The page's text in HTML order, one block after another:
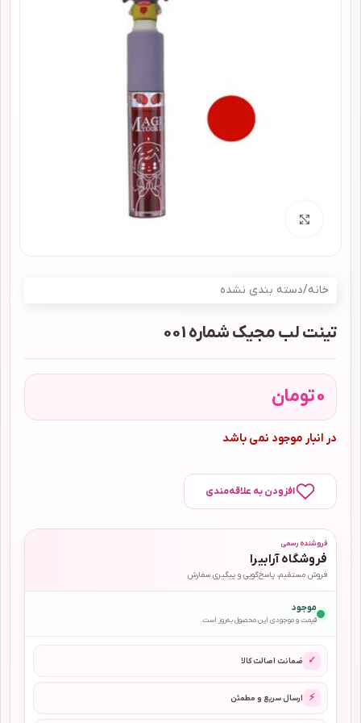
خانه/دسته بندی نشده
تینت لب مجیک شماره 001
0تومان
در انبار موجود نمی باشد
افزودن به علاقه‌مندی
فروشنده رسمی
فروشگاه آرابیرا
فروش مستقیم، پاسخ‌گویی و پیگیری سفارش
موجود
قیمت و موجودی این محصول به‌روز است.
✓ ضمانت اصالت کالا
⚡ ارسال سریع و مطمئن